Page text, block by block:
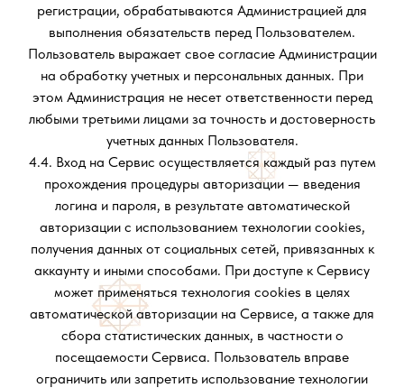
регистрации, обрабатываются Администрацией для
выполнения обязательств перед Пользователем.
Пользователь выражает свое согласие Администрации
на обработку учетных и персональных данных. При
этом Администрация не несет ответственности перед
любыми третьими лицами за точность и достоверность
учетных данных Пользователя.
4.4. Вход на Сервис осуществляется каждый раз путем
прохождения процедуры авторизации — введения
логина и пароля, в результате автоматической
авторизации с использованием технологии cookies,
получения данных от социальных сетей, привязанных к
аккаунту и иными способами. При доступе к Сервису
может применяться технология cookies в целях
автоматической авторизации на Сервисе, а также для
сбора статистических данных, в частности о
посещаемости Сервиса. Пользователь вправе
ограничить или запретить использование технологии